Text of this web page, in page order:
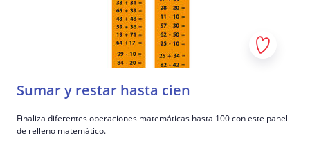
Sumar y restar hasta cien
Finaliza diferentes operaciones matemáticas hasta 100 con este panel
de relleno matemático.